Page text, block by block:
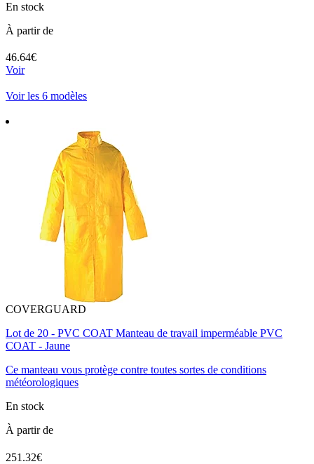
En stock
À partir de
46.64€
Voir
Voir les 6 modèles
COVERGUARD
Lot de 20 - PVC COAT Manteau de travail imperméable PVC
COAT - Jaune
Ce manteau vous protège contre toutes sortes de conditions
météorologiques
En stock
À partir de
251.32€